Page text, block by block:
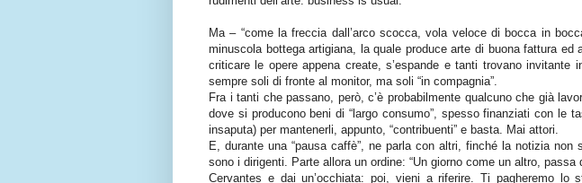
Ma – “come la freccia dall’arco scocca, vola veloce di bocca in
minuscola bottega artigiana, la quale produce arte di buona fattura ed
criticare le opere appena create, s’espande e tanti trovano invitante
sempre soli di fronte al monitor, ma soli “in compagnia”.
Fra i tanti che passano, però, c’è probabilmente qualcuno che già
dove si producono beni di “largo consumo”, spesso finanziati con le
insaputa) per mantenerli, appunto, “contribuenti” e basta. Mai attori.
E, durante una “pausa caffè”, ne parla con altri, finché la notizia
sono i dirigenti. Parte allora un ordine: “Un giorno come un altro,
Cervantes e dai un’occhiata: poi, vieni a riferire. Ti pagheremo lo